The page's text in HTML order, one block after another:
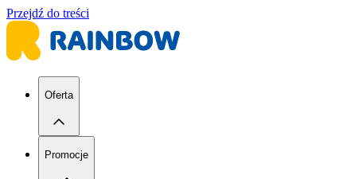
Przejdź do treści
Oferta
Promocje